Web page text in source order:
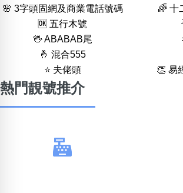
🌸 3字頭固網及商業電話號碼
🌈 十
🆗️ 五行木號
🖖 ABABAB尾
🤞 混合555
⭐️ 夫佬頭
👏 易
熱門靚號推介